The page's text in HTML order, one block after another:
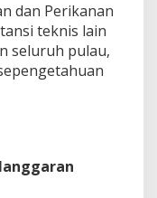
dan Perikanan
teknis lain
seluruh pulau,